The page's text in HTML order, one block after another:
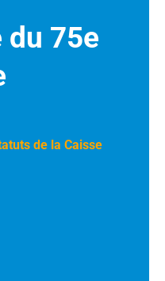
du 75e
de la Caisse